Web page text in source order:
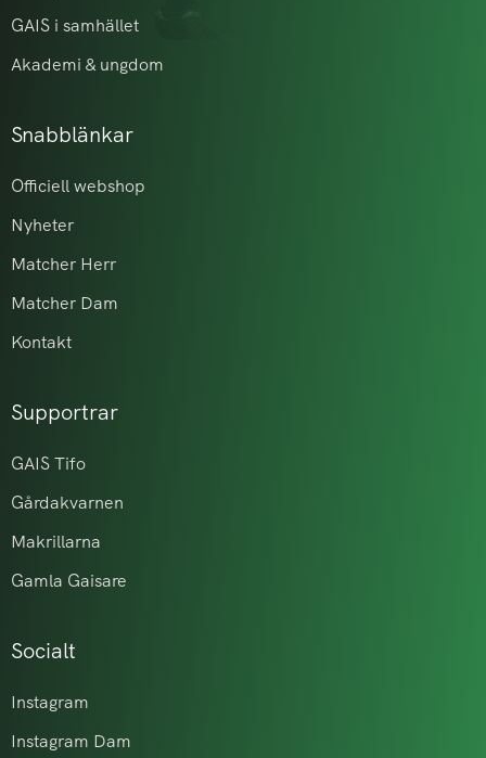
GAIS i samhället
Akademi & ungdom
Snabblänkar
Officiell webshop
Nyheter
Matcher Herr
Matcher Dam
Kontakt
Supportrar
GAIS Tifo
Gårdakvarnen
Makrillarna
Gamla Gaisare
Socialt
Instagram
Instagram Dam